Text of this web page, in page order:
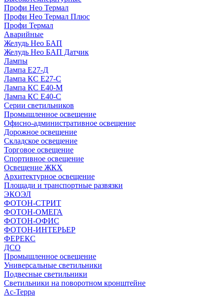
Профи Нео Термал
Профи Нео Термал Плюс
Профи Термал
Аварийные
Желудь Нео БАП
Желудь Нео БАП Датчик
Лампы
Лампа Е27-Д
Лампа КС Е27-С
Лампа КС Е40-М
Лампа КС Е40-С
Серии светильников
Промышленное освещение
Офисно-административное освещение
Дорожное освещение
Складское освещение
Торговое освещение
Спортивное освещение
Освещение ЖКХ
Архитектурное освещение
Площади и транспортные развязки
ЭКОЭЛ
ФОТОН-СТРИТ
ФОТОН-ОМЕГА
ФОТОН-ОФИС
ФОТОН-ИНТЕРЬЕР
ФЕРЕКС
ДСО
Промышленное освещение
Универсальные светильники
Подвесные светильники
Светильники на поворотном кронштейне
Ас-Терра